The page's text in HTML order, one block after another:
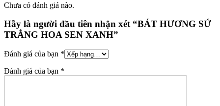
Chưa có đánh giá nào.
Hãy là người đầu tiên nhận xét “BÁT HƯƠNG SỨ
TRẮNG HOA SEN XANH”
Đánh giá của bạn *
Đánh giá của bạn *